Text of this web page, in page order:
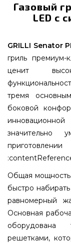
Газовый
LED с
GRILLI Senator
гриль премиум-
ценит
тремя
боковой
значительно
Общая мощность
быстро
равномерный
Основная
оборудована
решетками,